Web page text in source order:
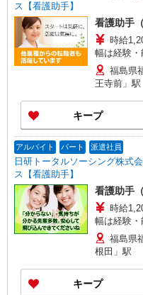
ス【看護助手】
看護助手
時給
幅は経験
福島県
王寺前」駅
キープ
アルバイト パート 派遣社員
日研トータルソーシング株式
ス【看護助手】
看護助手
時給
幅は経験
福島県
根田」駅
キープ